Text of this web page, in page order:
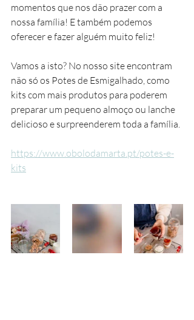
momentos que nos dão prazer com a
nossa família! E também podemos
oferecer e fazer alguém muito feliz!
Vamos a isto? No nosso site encontram
não só os Potes de Esmigalhado, como
kits com mais produtos para poderem
preparar um pequeno almoço ou lanche
delicioso e surpreenderem toda a família.
https://www.obolodamarta.pt/potes-e-
kits